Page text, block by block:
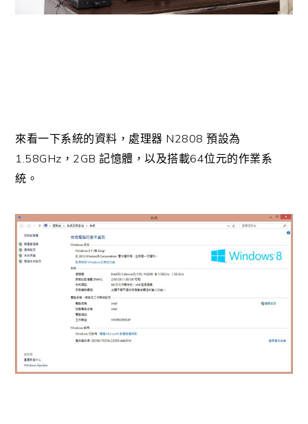
來看一下系統的資料，處理器 N2808預設為
1.58GHz ， 2GB記憶體，以及搭載64位元的作業系
統。